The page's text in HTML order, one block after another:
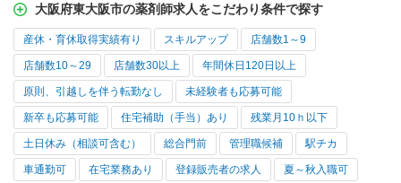
大阪府東大阪市の薬剤師求人をこだわり条件で探す
産休・育休取得実績有り スキルアップ 店舗数1～9
店舗数10～29 店舗数30以上 年間休日120日以上
原則、引越しを伴う転勤なし 未経験者も応募可能
新卒も応募可能 住宅補助（手当）あり 残業月10ｈ以下
土日休み（相談可含む） 総合門前 管理職候補 駅チカ
車通勤可 在宅業務あり 登録販売者の求人 夏～秋入職可